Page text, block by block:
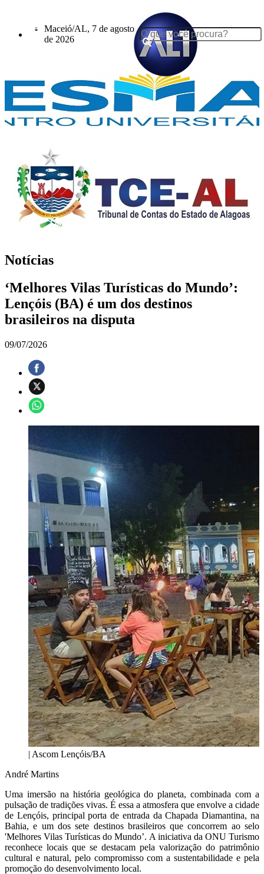
Maceió/AL, 7 de agosto
de 2026
Notícias
‘Melhores Vilas Turísticas do Mundo’:
Lençóis (BA) é um dos destinos
brasileiros na disputa
09/07/2026
| Ascom Lençóis/BA
André Martins
Uma imersão na história geológica do planeta, combinada com a
pulsação de tradições vivas. É essa a atmosfera que envolve a cidade
de Lençóis, principal porta de entrada da Chapada Diamantina, na
Bahia, e um dos sete destinos brasileiros que concorrem ao selo
'Melhores Vilas Turísticas do Mundo’. A iniciativa da ONU Turismo
reconhece locais que se destacam pela valorização do patrimônio
cultural e natural, pelo compromisso com a sustentabilidade e pela
promoção do desenvolvimento local.